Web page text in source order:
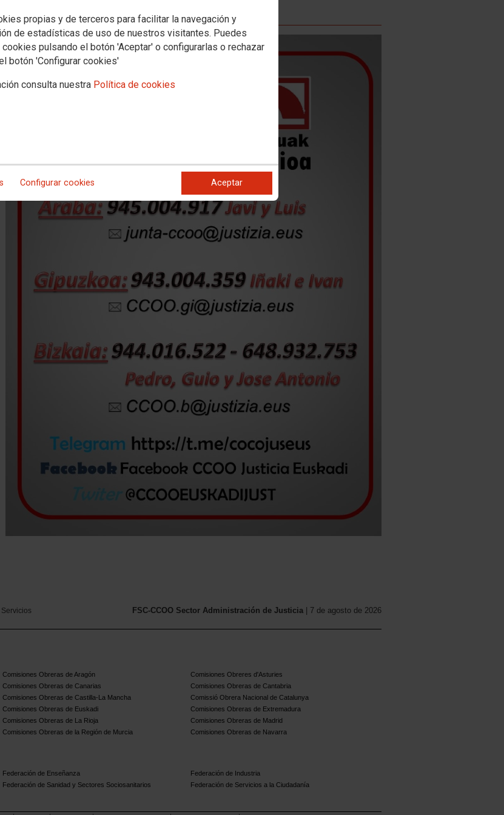
propias y de terceros para facilitar la navegación y
de estadísticas de uso de nuestros visitantes. Puedes
pulsando el botón 'Aceptar' o configurarlas o rechazar
botón 'Configurar cookies'
consulta nuestra Política de cookies
Configurar cookies Aceptar
CONTACTO EUSKADI
Servicios FSC-CCOO Sector Administración de Justicia | 7 de agosto de 2026
Comisiones Obreras de Aragón
Comisiones Obreres d'Asturies
Comisiones Obreras de Canarias
Comisiones Obreras de Cantabria
Comisiones Obreras de Castilla-La Mancha
Comissió Obrera Nacional de Catalunya
Comisiones Obreras de Euskadi
Comisiones Obreras de Extremadura
Comisiones Obreras de La Rioja
Comisiones Obreras de Madrid
Comisiones Obreras de la Región de Murcia
Comisiones Obreras de Navarra
Federación de Enseñanza
Federación de Industria
Federación de Sanidad y Sectores Sociosanitarios
Federación de Servicios a la Ciudadanía